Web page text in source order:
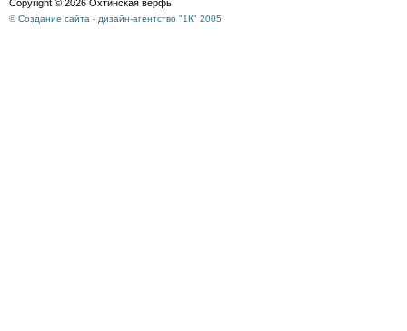
Copyright © 2026 Охтинская верфь
© Создание сайта - дизайн-агентство "1К" 2005